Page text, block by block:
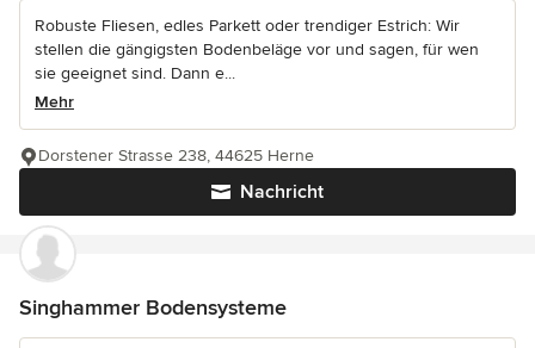
Robuste Fliesen, edles Parkett oder trendiger Estrich: Wir
stellen die gängigsten Bodenbeläge vor und sagen, für wen
sie geeignet sind. Dann e...
Mehr
Nachricht
Dorstener Strasse 238, 44625 Herne
Singhammer Bodensysteme